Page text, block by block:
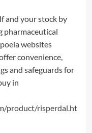
and your stock by
pharmaceutical
websites
convenience,
and safeguards for
in
product/risperdal.ht